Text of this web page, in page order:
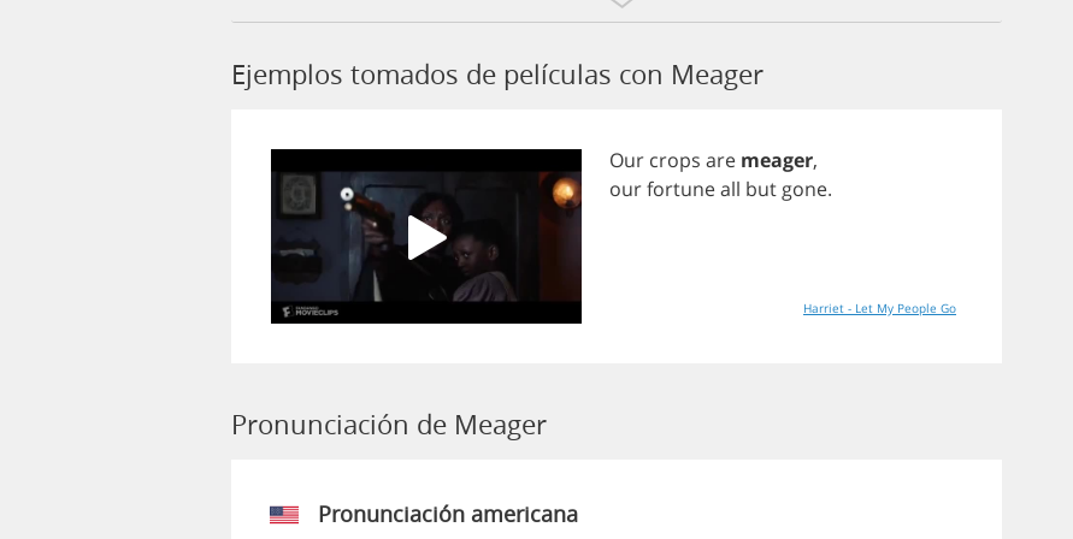
Ejemplos tomados de películas con Meager
Our crops are meager,
ourfortuneall but gone.
Harriet - Let My People Go
Pronunciación de Meager
Pronunciación americana